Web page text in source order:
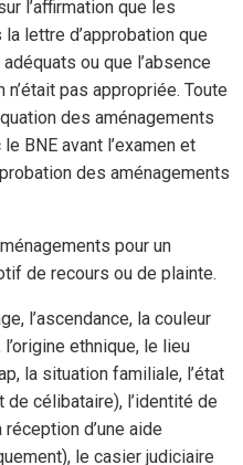
l’affirmation que les
lettre d’approbation que
ou que l’absence
n’était pas appropriée. Toute
des aménagements
BNE avant l’examen et
des aménagements
pour un
de recours ou de plainte.
l’ascendance, la couleur
ethnique, le lieu
la situation familiale, l’état
célibataire), l’identité de
d’une aide
le casier judiciaire